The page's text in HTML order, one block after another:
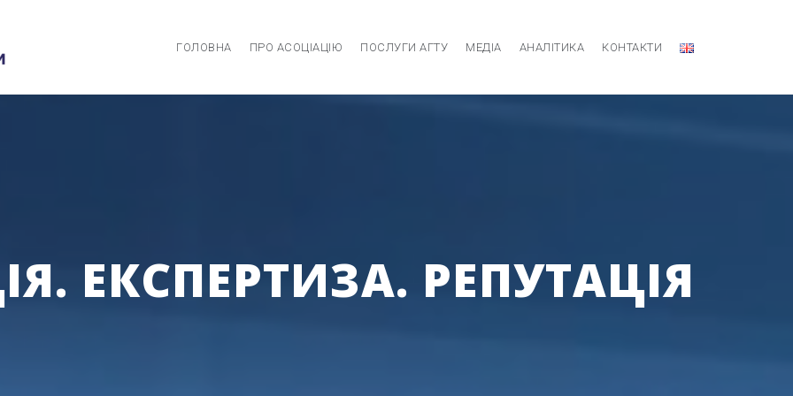
ГОЛОВНА ПРО АСОЦІАЦІЮ ПОСЛУГИ АГТУ МЕДІА АНАЛІТИКА КОНТАКТИ
ЕКСПЕРТИЗА. РЕПУТАЦІЯ